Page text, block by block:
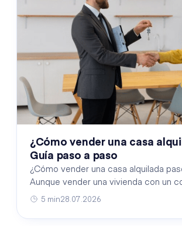
¿Cómo vender una casa
Guía paso a paso
¿Cómo vender una casa alquilada
Aunque vender una vivienda con un
alquiler vigente puede parecer
5 min28.07.2026